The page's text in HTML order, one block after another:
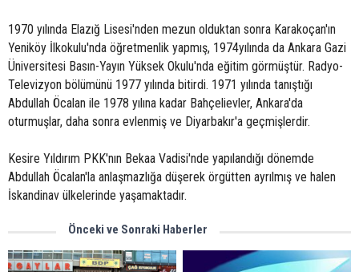
1970 yılında Elazığ Lisesi'nden mezun olduktan sonra Karakoçan'ın
Yeniköy İlkokulu'nda öğretmenlik yapmış, 1974yılında da Ankara Gazi
Üniversitesi Basın-Yayın Yüksek Okulu'nda eğitim görmüştür. Radyo-
Televizyon bölümünü 1977 yılında bitirdi. 1971 yılında tanıştığı
Abdullah Öcalan ile 1978 yılına kadar Bahçelievler, Ankara'da
oturmuşlar, daha sonra evlenmiş ve Diyarbakır'a geçmişlerdir.
Kesire Yıldırım PKK'nın Bekaa Vadisi'nde yapılandığı dönemde
Abdullah Öcalan'la anlaşmazlığa düşerek örgütten ayrılmış ve halen
İskandinav ülkelerinde yaşamaktadır.
Önceki ve Sonraki Haberler